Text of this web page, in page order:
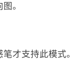
。
才支持此模式。